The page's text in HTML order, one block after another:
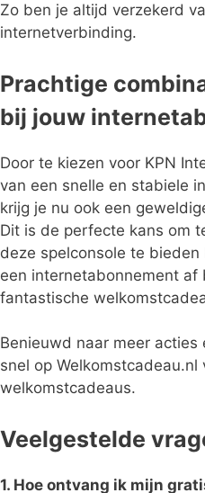
Zo ben je altijd verzekerd
internetverbinding.
Prachtige
bij jouw
Door te kiezen voor KPN
van een snelle en stabiele
krijg je nu ook een
Dit is de perfecte kans om
deze spelconsole te
een internetabonnement af
fantastische
Benieuwd naar meer
snel op
welkomstcadeaus.
Veelgestelde
1. Hoe ontvang ik mijn